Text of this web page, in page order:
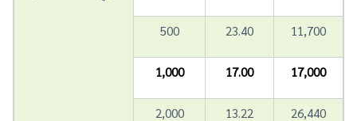
500 23.40 11,700
1,000 17.00 17,000
2,000 13.22 26,440